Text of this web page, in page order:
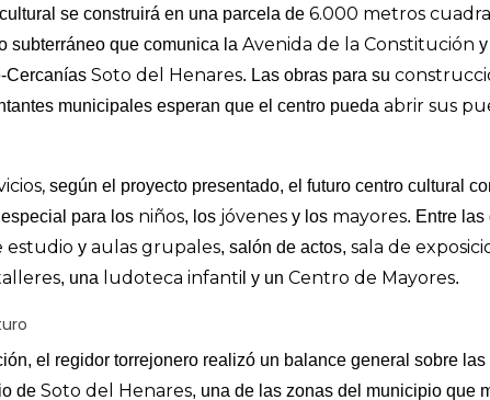
se construirá en una parcela de6.000 metros
subterráneo que comunica laAvenida de la Constitución y
Cercanías Soto del Henares. Las obras para su
municipales esperan que el centro puedaabrir sus
según el proyecto presentado, el futuro centro cultural
para los niños, los jóvenes y los mayores. Entre
estudio yaulas grupales, salón de actos,sala de
, una ludoteca infanti l y unCentro de Mayores.
el regidor torrejonero realizó un balance general sobre las
deSoto del Henares, una de las zonas del municipio que